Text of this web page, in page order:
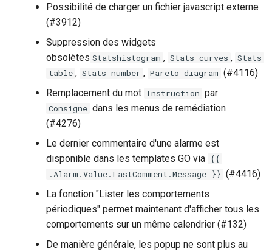
Possibilité de charger un fichier javascript externe
(#3912)
Suppression des widgets
obsolètes Statshistogram , Stats curves , Stats
table , Stats number , Pareto diagram (#4116)
Remplacement du mot Instruction par
Consigne dans les menus de remédiation
(#4276)
Le dernier commentaire d'une alarme est
disponible dans les templates GO via {{
.Alarm.Value.LastComment.Message }} (#4416)
La fonction "Lister les comportements
périodiques" permet maintenant d'afficher tous les
comportements sur un même calendrier (#132)
De manière générale, les popup ne sont plus au